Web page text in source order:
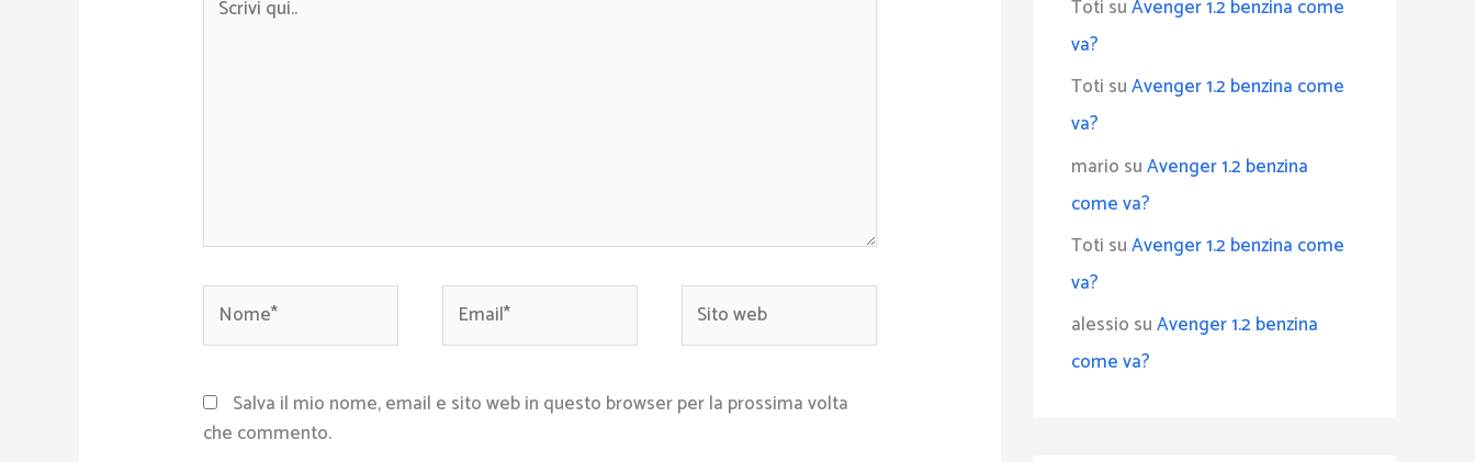
qui..
web
Salva il mio nome, email e sito web in questo browser per la prossima volta
che commento.
Toti suAvenger 1.2 benzina come
va?
Toti suAvenger 1.2 benzina come
va?
mario suAvenger 1.2 benzina
come va?
Toti suAvenger 1.2 benzina come
va?
alessio suAvenger 1.2 benzina
come va?